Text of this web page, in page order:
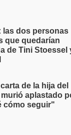
las dos personas
que quedarían
de Tini Stoessel
de la hija del
aplastado
cómo seguir"